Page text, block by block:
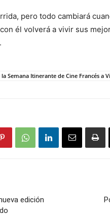
pero todo cambiará
él volverá a vivir sus
Semana Itinerante de Cine Francés a
edición